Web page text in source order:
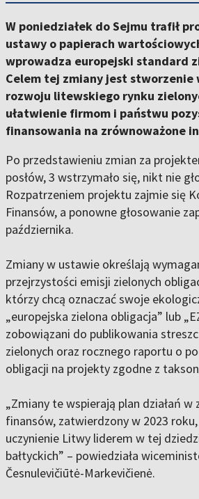
W poniedziałek do Sejmu trafił
ustawy o papierach
wprowadza europejski standard
Celem tej zmiany jest stworzenie
rozwoju litewskiego rynku
ułatwienie firmom i państwu
finansowania na zrównoważone
Po przedstawieniu zmian za
posłów, 3 wstrzymało się, nikt nie
Rozpatrzeniem projektu zajmie się
Finansów, a ponowne głosowanie
października.
Zmiany w ustawie określają
przejrzystości emisji zielonych
którzy chcą oznaczać swoje
„europejska zielona obligacja” lub
zobowiązani do publikowania
zielonych oraz rocznego raportu o
obligacji na projekty zgodne z
„Zmiany te wspierają plan działań w
finansów, zatwierdzony w 2023
uczynienie Litwy liderem w tej
bałtyckich” – powiedziała
Česnulevičiūtė-Markevičienė.